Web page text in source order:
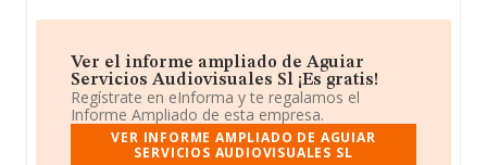
Ver el informe ampliado de Aguiar
Servicios Audiovisuales Sl ¡Es gratis!
Regístrate en eInforma y te regalamos el
Informe Ampliado de esta empresa.
VER INFORME AMPLIADO DE AGUIAR
SERVICIOS AUDIOVISUALES SL